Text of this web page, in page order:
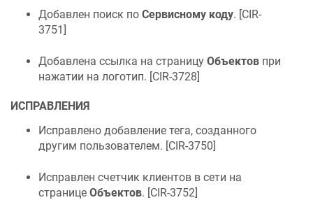
Добавлен поиск по Сервисному коду. [CIR-
3751 ]
Добавлена ссылка на страницу Объектов при
нажатии на логотип. [CIR-3728]
ИСПРАВЛЕНИЯ
Исправлено добавление тега, созданного
другим пользователем. [CIR-3750]
Исправлен счетчик клиентов в сети на
странице Объектов. [CIR-3752]